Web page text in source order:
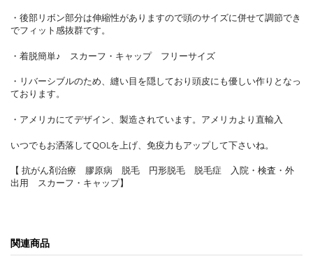
・後部リボン部分は伸縮性がありますので頭のサイズに併せて調節でき
でフィット感抜群です。
・着脱簡単♪ スカーフ・キャップ フリーサイズ
・リバーシブルのため、縫い目を隠しており頭皮にも優しい作りとなっ
ております。
・アメリカにてデザイン、製造されています。アメリカより直輸入
いつでもお洒落してQOLを上げ、免疫力もアップして下さいね。
【 抗がん剤治療 膠原病 脱毛 円形脱毛 脱毛症 入院・検査・外
出用 スカーフ・キャップ】
関連商品